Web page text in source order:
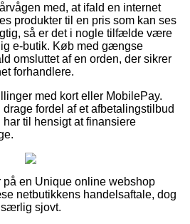
med, at ifald en internet
produkter til en pris som kan ses
så er det i nogle tilfælde være
e-butik. Køb med gængse
omsluttet af en orden, der sikrer
forhandlere.
med kort eller MobilePay.
fordel af et afbetalingstilbud
til hensigt at finansiere
på en Unique online webshop
netbutikkens handelsaftale, dog
særlig sjovt.